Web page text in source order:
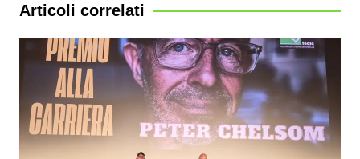
Articoli correlati